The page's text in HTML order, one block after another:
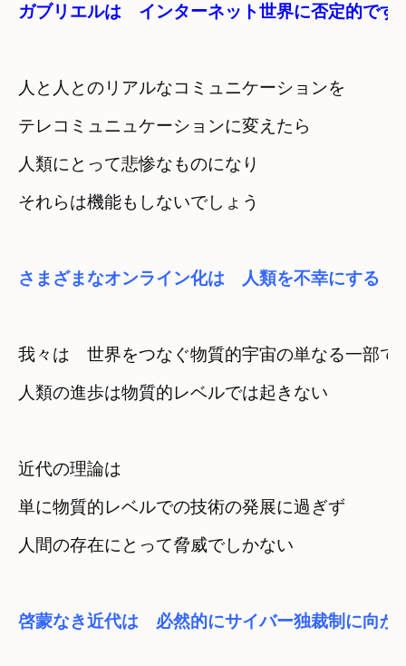
ガブリエルは　インターネット世界に否定的です
人と人とのリアルなコミュニケーションを
テレコミュニュケーションに変えたら
人類にとって悲惨なものになり
それらは機能もしないでしょう
さまざまなオンライン化は　人類を不幸にする
我々は　世界をつなぐ物質的宇宙の単なる一部で
人類の進歩は物質的レベルでは起きない
近代の理論は
単に物質的レベルでの技術の発展に過ぎず
人間の存在にとって脅威でしかない
啓蒙なき近代は　必然的にサイバー独裁制に向か